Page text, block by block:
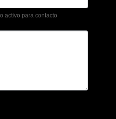
activo para contacto